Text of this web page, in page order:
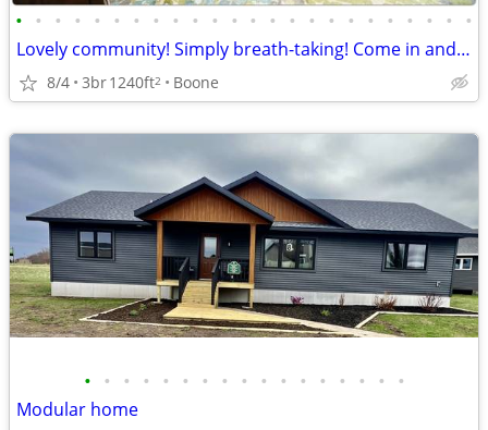
• • • • • • • • • • • • • • • • • • • • • • • •
Lovely community! Simply breath-taking! Come in and see for yourself!
8/4 3br1240ft2 Boone
• • • • • • • • • • • • • • • • •
Modular home